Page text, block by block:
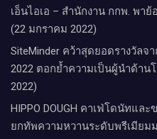
เอ็นไอเอ – สำนักงาน กกพ. พาย้
(22 มกราคม 2022)
SiteMinder คว้าสุดยอดรางวัลจ
2022 ตอกย้ำความเป็นผู้นำด้าน
2022)
HIPPO DOUGH คาเฟ่โดนัทแ
ยกทัพความหวานระดับพรีเมียม